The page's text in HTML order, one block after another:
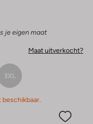
je eigen maat
Maat uitverkocht?
3XL